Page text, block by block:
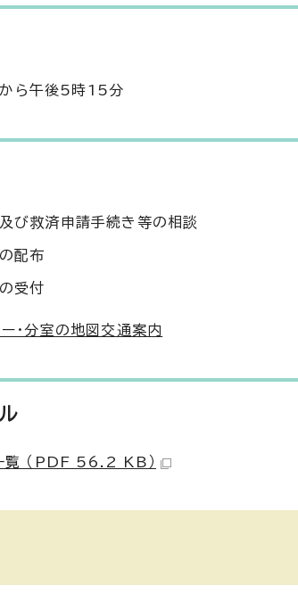
ら午後5時15分
び救済申請手続き等の相談
配布
受付
・分室の地図交通案内
覧 （PDF 56.2 KB）